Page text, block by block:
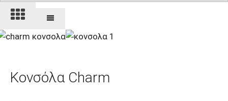
Κονσόλα Charm